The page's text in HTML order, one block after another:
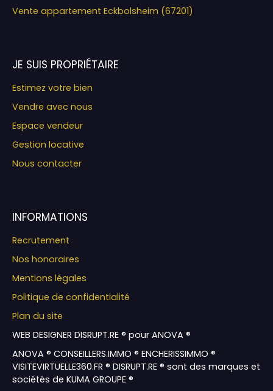
Vente appartement Eckbolsheim (67201)
JE SUIS PROPRIÉTAIRE
Estimez votre bien
Vendre avec nous
Espace vendeur
Gestion locative
Nous contacter
INFORMATIONS
Recrutement
Nos honoraires
Mentions légales
Politique de confidentialité
Plan du site
WEB DESIGNER DISRUPT.RE ® pour ANOVA ®
ANOVA ® CONSEILLERS.IMMO ® ENCHERISSIMMO ®
VISITEVIRTUELLE360.FR ® DISRUPT.RE ® sont des marques et
sociétés de KUMA GROUPE ®